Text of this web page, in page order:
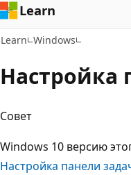
Learn
Learn Windows
Настройка
Совет
Windows 10 версию
Настройка панели